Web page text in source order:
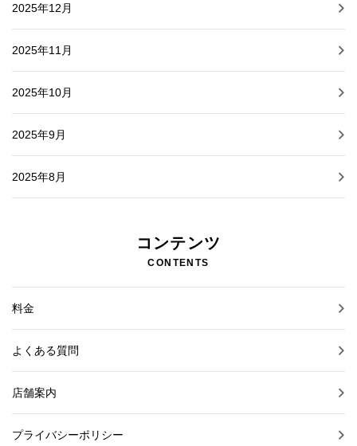
2025年12月
2025年11月
2025年10月
2025年9月
2025年8月
コンテンツ
CONTENTS
料金
よくある質問
店舗案内
プライバシーポリシー